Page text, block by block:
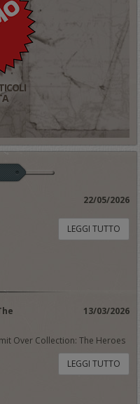
22/05/2026
LEGGI TUTTO
13/03/2026
Over Collection: The Heroes
LEGGI TUTTO